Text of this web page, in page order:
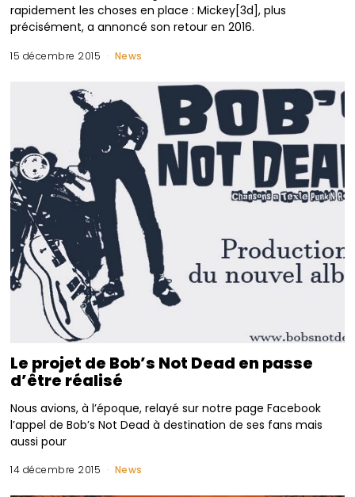
rapidement les choses en place : Mickey[3d], plus
précisément, a annoncé son retour en 2016.
15 décembre 2015 News
Le projet de Bob’s Not Dead en passe
d’être réalisé
Nous avions, à l’époque, relayé sur notre page Facebook
l’appel de Bob’s Not Dead à destination de ses fans mais
aussi pour
14 décembre 2015 News